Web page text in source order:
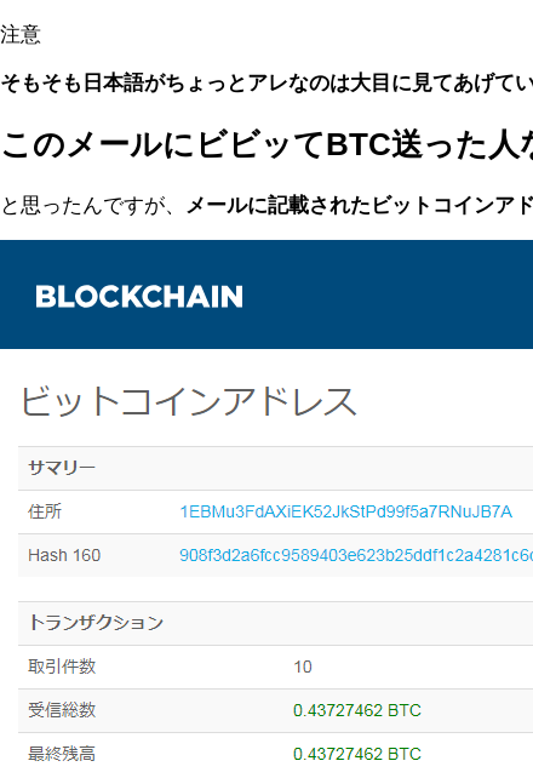
注意
そもそも日本語がちょっとアレなのは大目に見てあげてい
このメールにビビッてBTC送った
と思ったんですが、 メールに記載されたビットコインア